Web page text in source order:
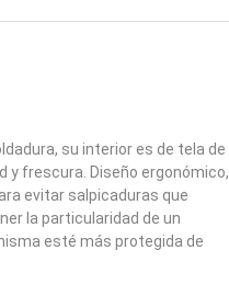
su interior es de tela de
y frescura. Diseño ergonómico,
evitar salpicaduras que
la particularidad de un
esté más protegida de